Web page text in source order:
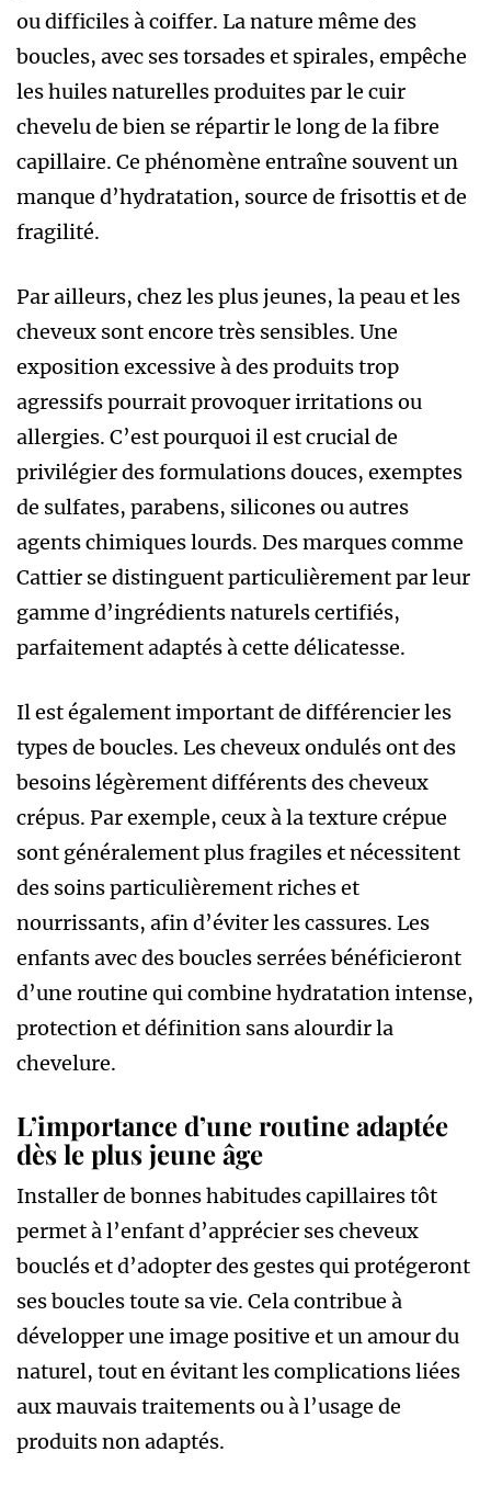
ou difficiles à coiffer. La nature même des
boucles, avec ses torsades et spirales, empêche
les huiles naturelles produites par le cuir
chevelu de bien se répartir le long de la fibre
capillaire. Ce phénomène entraîne souvent un
manque d’hydratation, source de frisottis et de
fragilité.
Par ailleurs, chez les plus jeunes, la peau et les
cheveux sont encore très sensibles. Une
exposition excessive à des produits trop
agressifs pourrait provoquer irritations ou
allergies. C’est pourquoi il est crucial de
privilégier des formulations douces, exemptes
de sulfates, parabens, silicones ou autres
agents chimiques lourds. Des marques comme
Cattier se distinguent particulièrement par leur
gamme d’ingrédients naturels certifiés,
parfaitement adaptés à cette délicatesse.
Il est également important de différencier les
types de boucles. Les cheveux ondulés ont des
besoins légèrement différents des cheveux
crépus. Par exemple, ceux à la texture crépue
sont généralement plus fragiles et nécessitent
des soins particulièrement riches et
nourrissants, afin d’éviter les cassures. Les
enfants avec des boucles serrées bénéficieront
d’une routine qui combine hydratation intense,
protection et définition sans alourdir la
chevelure.
L’importance d’une routine adaptée
dès le plus jeune âge
Installer de bonnes habitudes capillaires tôt
permet à l’enfant d’apprécier ses cheveux
bouclés et d’adopter des gestes qui protégeront
ses boucles toute sa vie. Cela contribue à
développer une image positive et un amour du
naturel, tout en évitant les complications liées
aux mauvais traitements ou à l’usage de
produits non adaptés.